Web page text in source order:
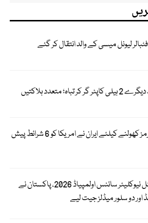
لیونل میسی کے والد انتقال کر گئے
کر تباہ؛ متعدد ہلاکتیں
آبنائے ہرمز کھولنے کیلئے ایران نے امریکا کو 6 شرائط پیش
انٹرنیشنل نیوکلیئر سائنس اولمپیاڈ 2026، پاکستان نے
اور دو سلور میڈلز جیت لیے